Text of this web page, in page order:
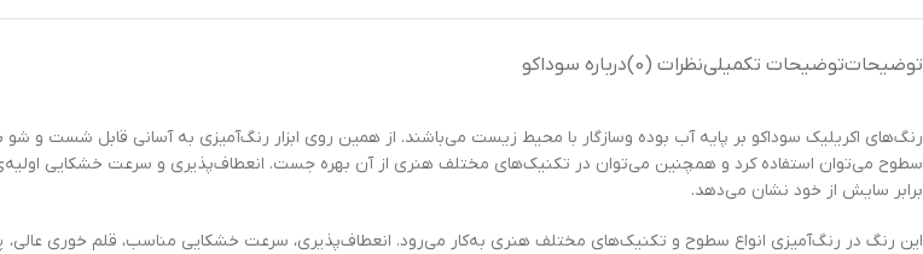
توضیحاتتوضیحات تکمیلینظرات (0) درباره سوداکو
رنگ‌های اکریلیک سوداکو بر پایه آب بوده وسازگار با محیط زیست می‌باشند. از همین روی ابزار رنگ‌آمیزی به آسانی قابل شست و شو
سطوح می‌توان استفاده کرد و همچنین می‌توان در تکنیک‌های مختلف هنری از آن بهره جست. انعطاف‌پذیری و سرعت خشکایی
برابر سایش از خود نشان می‌دهد.
این رنگ در رنگ‌آمیزی انواع سطوح و تکنیک‌های مختلف هنری به‌کار می‌رود. انعطاف‌پذیری، سرعت خشکایی مناسب، قلم